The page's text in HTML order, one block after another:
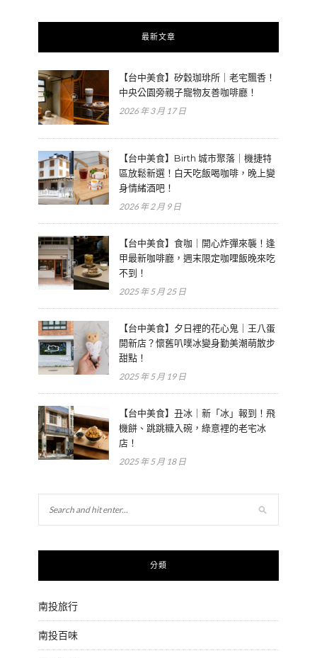
最新文章
【台中美食】矽穀珈琲所｜老宅飄香！
中央公園旁親子寵物友善咖啡廳！
2026 年 3 月 17 日
【台中美食】Birth 城市聚落｜機捷特
區放鬆新選！白天吃飯喝咖啡，晚上變
身情緒酒吧！
2026 年 2 月 9 日
【台中美食】食咖｜開心炸彈來襲！逢
甲最新咖啡廳，週末限定咖哩飯晚來吃
不到！
2025 年 5 月 25 日
【台中美食】夕日裡的花心鬼｜王八蛋
開新店？懷舊叭噗冰變身勤美潮萌散步
甜點！
2025 年 5 月 19 日
【台中美食】丑冰｜新「冰」報到！飛
機餅、跳跳糖入碗，綠意裡的老宅冰
店！
2025 年 5 月 18 日
分類
南投旅行
南投百味